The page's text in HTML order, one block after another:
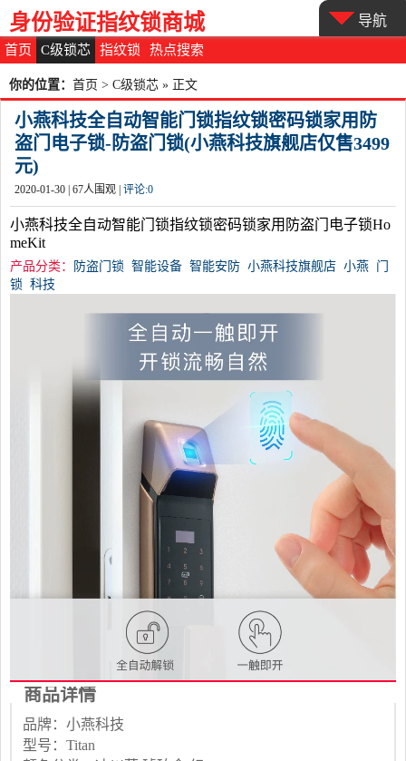
首页 C级锁芯 指纹锁 热点搜索
身份验证指纹锁商城 导航
你的位置： 首页 > C级锁芯 » 正文
小燕科技全自动智能门锁指纹锁密码锁家用防
盗门电子锁-防盗门锁(小燕科技旗舰店仅售3499
元)
2020-01-30 | 67人围观 | 评论:0
小燕科技全自动智能门锁指纹锁密码锁家用防盗门电子锁Ho
meKit
产品分类： 防盗门锁 智能设备 智能安防 小燕科技旗舰店 小燕 门
锁 科技
商品详情
品牌：小燕科技
型号：Titan